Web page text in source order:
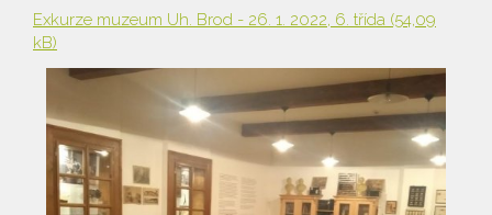
Exkurze muzeum Uh. Brod - 26. 1. 2022, 6. třída (54,09
kB)